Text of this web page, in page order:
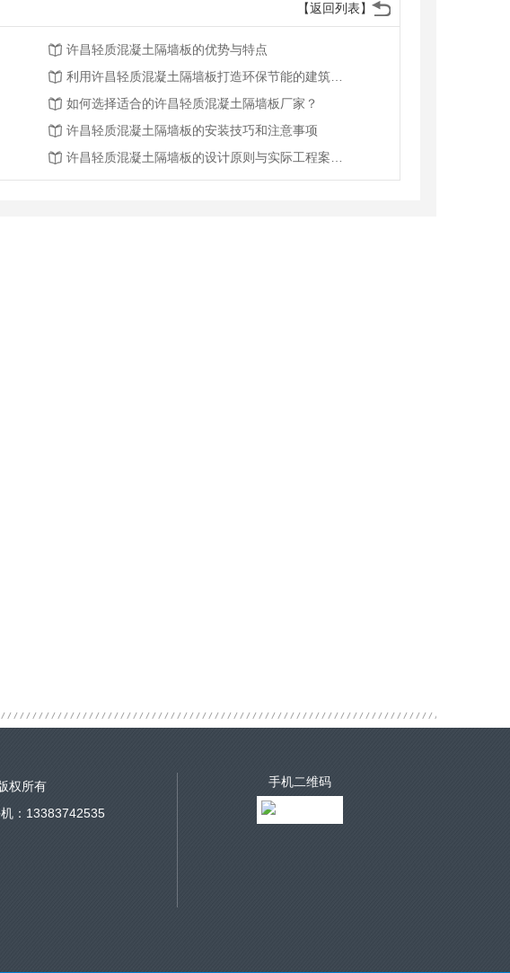
【返回列表】
许昌轻质混凝土隔墙板的优势与特点
如何选择适合的许昌轻质混凝土隔墙板厂家？
许昌轻质混凝土隔墙板的安装技巧和注意事项
权所有
：13383742535
手机二维码